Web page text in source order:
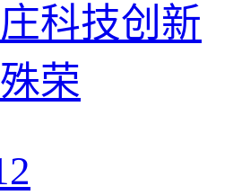
科技创新
荣